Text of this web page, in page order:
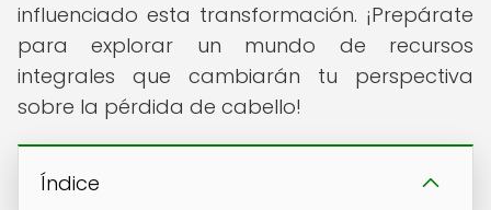
influenciado esta transformación. ¡Prepárate
para explorar un mundo de recursos
integrales que cambiarán tu perspectiva
sobre la pérdida de cabello!
Índice